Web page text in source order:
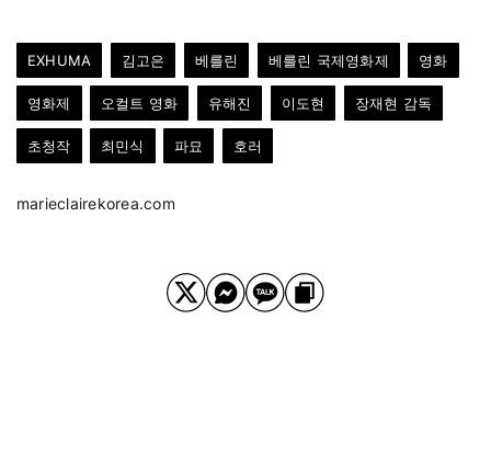
EXHUMA 김고은 베를린 베를린 국제영화제 영화
영화제 오컬트 영화 유해진 이도현 장재현 감독
초청작 최민식 파묘 호러
marieclairekorea.com